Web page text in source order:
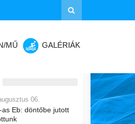
MŰ GALÉRIÁK
06.
as Eb: döntőbe jutott